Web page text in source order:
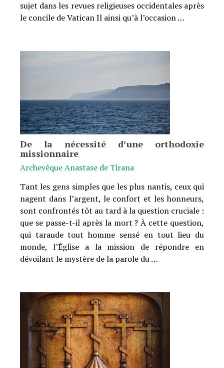
sujet dans les revues religieuses occidentales après
le concile de Vatican Il ainsi qu’à l’occasion …
De la nécessité d’une orthodoxie
missionnaire
Archevêque Anastase de Tirana
Tant les gens simples que les plus nantis, ceux qui
nagent dans l’argent, le confort et les honneurs,
sont confrontés tôt au tard à la question cruciale :
que se passe-t-il après la mort ? À cette question,
qui taraude tout homme sensé en tout lieu du
monde, l’Église a la mission de répondre en
dévoilant le mystère de la parole du …